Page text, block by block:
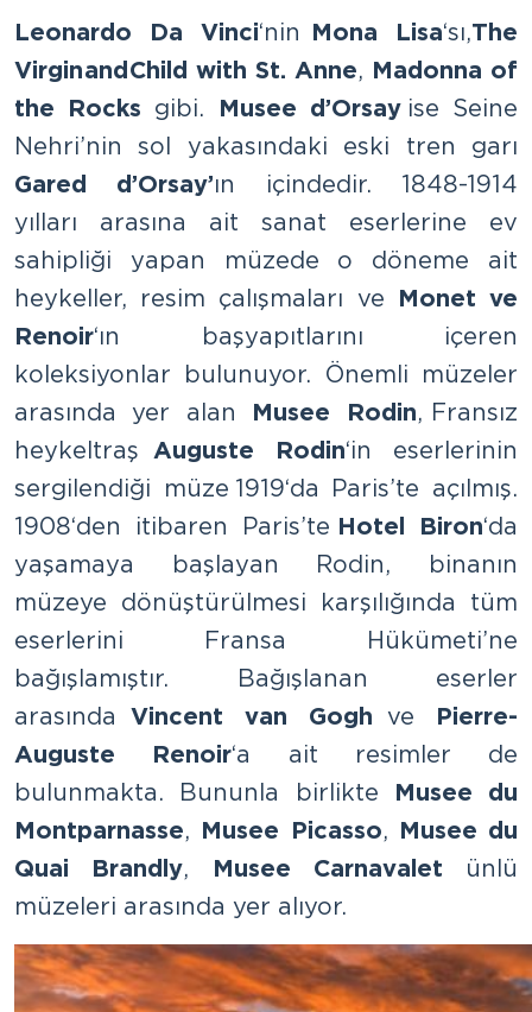
Leonardo Da Vinci‘nin Mona Lisa‘sı,The
Virgin and Child with St. Anne, Madonna of
the Rocks gibi. Musee d’Orsayise Seine
Nehri’nin sol yakasındaki eski tren garı
Gared d’Orsay’ın içindedir. 1848-1914
yılları arasına ait sanat eserlerine ev
sahipliği yapan müzede o döneme ait
heykeller, resim çalışmaları ve Monet ve
Renoir‘ın başyapıtlarını içeren
koleksiyonlar bulunuyor. Önemli müzeler
arasında yer alan Musee Rodin, Fransız
heykeltraş Auguste Rodin‘in eserlerinin
sergilendiği müze 1919‘da Paris’te açılmış.
1908‘den itibaren Paris’te Hotel Biron‘da
yaşamaya başlayan Rodin, binanın
müzeye dönüştürülmesi karşılığında tüm
eserlerini Fransa Hükümeti’ne
bağışlamıştır. Bağışlanan eserler
arasında Vincent van Gogh ve Pierre-
Auguste Renoir‘a ait resimler de
bulunmakta. Bununla birlikte Musee du
Montparnasse, Musee Picasso, Musee du
Quai Brandly, Musee Carnavalet ünlü
müzeleri arasında yer alıyor.